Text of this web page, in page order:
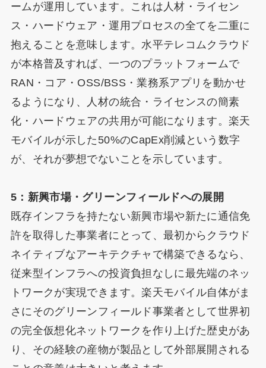
ームが運用しています。これは人材・ライセン
ス・ハードウェア・運用プロセスの全てを二重に
抱えることを意味します。水平テレコムクラウド
が本格普及すれば、一つのプラットフォームで
RAN・コア・OSS/BSS・業務系アプリを動かせ
るようになり、人材の統合・ライセンスの簡素
化・ハードウェアの共用が可能になります。楽天
モバイルが示した50%のCapEx削減という数字
が、それが夢想でないことを示しています。
5：新興市場・グリーンフィールドへの展開
既存インフラを持たない新興市場や新たに通信免
許を取得した事業者にとって、最初からクラウド
ネイティブなアーキテクチャで構築できるなら、
従来型インフラへの投資負担なしに最先端のネッ
トワークが実現できます。楽天モバイル自体がま
さにそのグリーンフィールド事業者として世界初
の完全仮想化ネットワークを作り上げた歴史があ
り、その経験の産物が製品として外部展開される